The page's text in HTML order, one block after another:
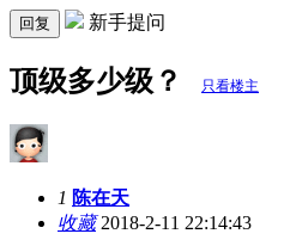
回复 新手提问
顶级多少级？ 只看楼主
1 陈在天
收藏2018-2-11 22:14:43